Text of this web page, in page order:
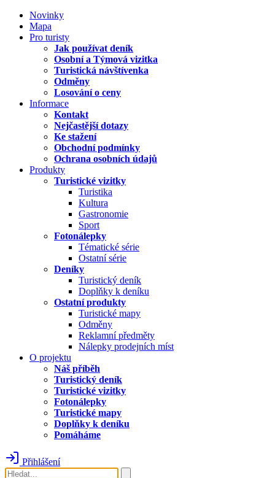
Novinky
Mapa
Pro turisty
Jak používat deník
Osobní a Týmová vizitka
Turistická návštívenka
Odměny
Losování o ceny
Informace
Kontakt
Nejčastější dotazy
Ke stažení
Obchodní podmínky
Ochrana osobních údajů
Produkty
Turistické vizitky
Turistika
Kultura
Gastronomie
Sport
Fotonálepky
Tématické série
Ostatní série
Deníky
Turistický deník
Doplňky k deníku
Ostatní produkty
Turistické mapy
Odměny
Reklamní předměty
Nálepky prodejních míst
O projektu
Náš příběh
Turistický deník
Turistické vizitky
Fotonálepky
Turistické mapy
Doplňky k deníku
Pomáháme
Přihlášení